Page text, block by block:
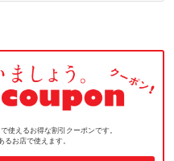
使えるお得な割引クーポンです。
るお店で使えます。